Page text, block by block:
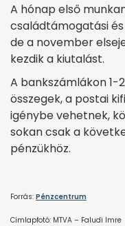
A hónap első
családtámogatási
de a november
kezdik a kiutalást.
A bankszámlákon 1-
összegek, a postai
igénybe vehetnek,
sokan csak a
pénzükhöz.
Forrás: Pénzcentrum
Címlapfotó: MTVA – Faludi Imre